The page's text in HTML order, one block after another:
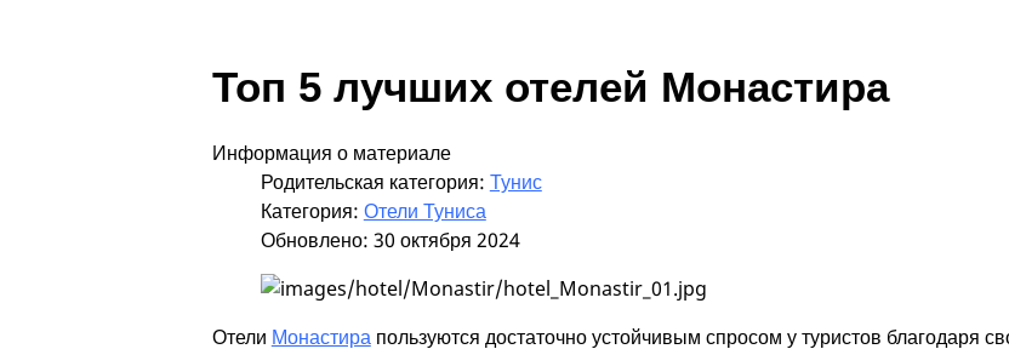
Топ 5 лучших отелей Монастира
Информация о материале
Родительская категория: Тунис
Категория: Отели Туниса
Обновлено: 30 октября 2024
Отели Монастирапользуются достаточно устойчивым спросом у туристов благодаря